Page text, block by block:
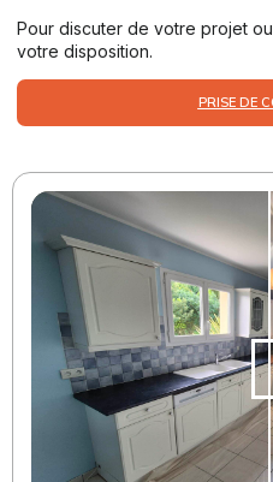
Pour discuter de votre projet
votre disposition.
PRISE DE